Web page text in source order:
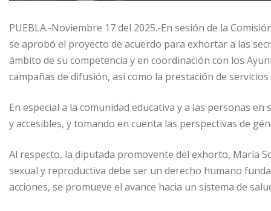
PUEBLA.-Noviembre 17 del 2025.-En sesión de la
se aprobó el proyecto de acuerdo para exhortar a las
ámbito de su competencia y en coordinación con los
campañas de difusión, así como la prestación de
En especial a la comunidad educativa y a las personas
y accesibles, y tomando en cuenta las perspectivas de
Al respecto, la diputada promovente del exhorto, María
sexual y reproductiva debe ser un derecho humano
acciones, se promueve el avance hacia un sistema de